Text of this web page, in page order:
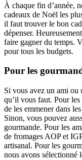
À chaque fin d’année,
cadeaux de Noël les
il faut trouver le bon
dépenser.
faire gagner du temps.
pour tous les budgets.
Pour les
Si vous avez un ami ou
qu’il vous faut. Pour
de les emmener dans
Sinon, vous pouvez
gourmande. Pour les
de fromages AOP et
artisanal. Pour les
nous avons sélectionné